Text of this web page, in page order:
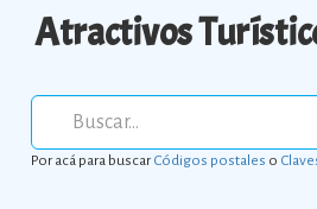
Atractivos
Por acá para buscarCódigos postales o